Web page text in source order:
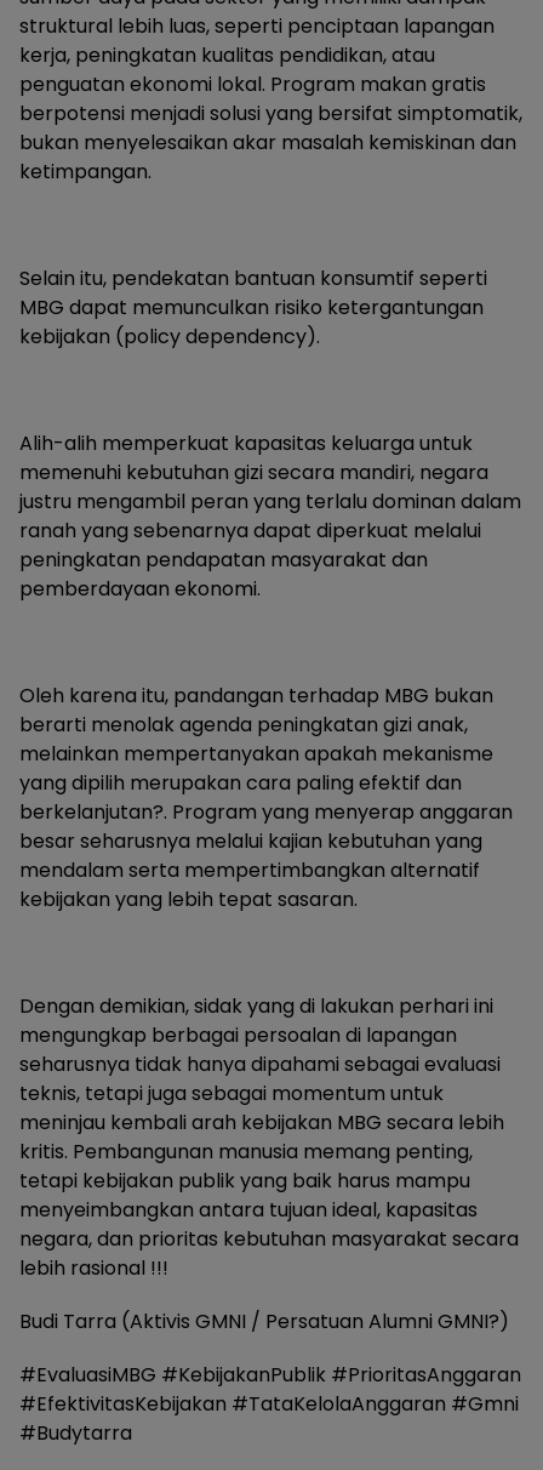
struktural lebih luas, seperti penciptaan lapangan
kerja, peningkatan kualitas pendidikan, atau
penguatan ekonomi lokal. Program makan gratis
berpotensi menjadi solusi yang bersifat simptomatik,
bukan menyelesaikan akar masalah kemiskinan dan
ketimpangan.
Selain itu, pendekatan bantuan konsumtif seperti
MBG dapat memunculkan risiko ketergantungan
kebijakan (policy dependency).
Alih-alih memperkuat kapasitas keluarga untuk
memenuhi kebutuhan gizi secara mandiri, negara
justru mengambil peran yang terlalu dominan dalam
ranah yang sebenarnya dapat diperkuat melalui
peningkatan pendapatan masyarakat dan
pemberdayaan ekonomi.
Oleh karena itu, pandangan terhadap MBG bukan
berarti menolak agenda peningkatan gizi anak,
melainkan mempertanyakan apakah mekanisme
yang dipilih merupakan cara paling efektif dan
berkelanjutan?. Program yang menyerap anggaran
besar seharusnya melalui kajian kebutuhan yang
mendalam serta mempertimbangkan alternatif
kebijakan yang lebih tepat sasaran.
Dengan demikian, sidak yang di lakukan perhari ini
mengungkap berbagai persoalan di lapangan
seharusnya tidak hanya dipahami sebagai evaluasi
teknis, tetapi juga sebagai momentum untuk
meninjau kembali arah kebijakan MBG secara lebih
kritis. Pembangunan manusia memang penting,
tetapi kebijakan publik yang baik harus mampu
menyeimbangkan antara tujuan ideal, kapasitas
negara, dan prioritas kebutuhan masyarakat secara
lebih rasional !!!
Budi Tarra (Aktivis GMNI / Persatuan Alumni GMNI?)
#EvaluasiMBG #KebijakanPublik #PrioritasAnggaran
#EfektivitasKebijakan #TataKelolaAnggaran #Gmni
#Budytarra